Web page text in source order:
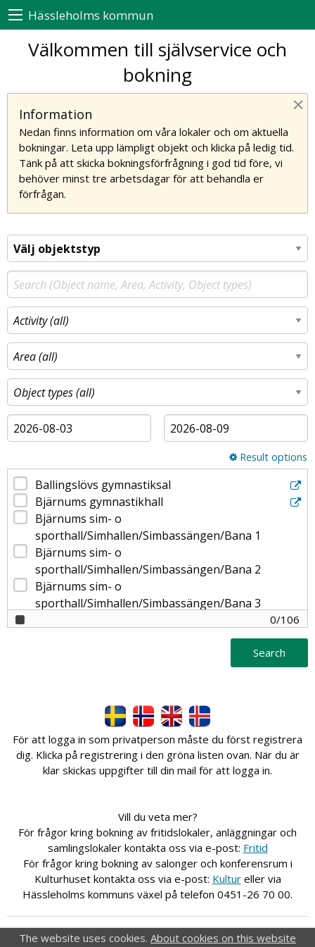
Hässleholms kommun
Välkommen till självservice och
bokning
×
Information
Nedan finns information om våra lokaler och om aktuella
bokningar. Leta upp lämpligt objekt och klicka på ledig tid.
Tänk på att skicka bokningsförfrågning i god tid före, vi
behöver minst tre arbetsdagar för att behandla er
förfrågan.
Result options
Ballingslövs gymnastiksal
Bjärnums gymnastikhall
Bjärnums sim- o
sporthall/Simhallen/Simbassängen/Bana 1
Bjärnums sim- o
sporthall/Simhallen/Simbassängen/Bana 2
Bjärnums sim- o
sporthall/Simhallen/Simbassängen/Bana 3
sporthall/Simhallen/Simbassängen/Bana 4
Göingevallen/Friidrott
Göingevallen/Gräsplanen
Hovdala Vandringscentrum/Birk
Hovdala Vandringscentrum/Birka
Hovdala Vandringscentrum/Ronja
grusytor/Grusparkering allmän
Hässleholmsgården/Gräs- och
grusytor/Gräsparkering norr
Hässleholmsgården/Gräs- och
grusytor/Gräsparkering söder
bakom bangolfen
Hässleholmsgården/Gräs- och grusytor/Gräsyta
0/106
Search
För att logga in som privatperson måste du först registrera
dig. Klicka på registrering i den gröna listen ovan. När du är
klar skickas uppgifter till din mail för att logga in.
Vill du veta mer?
För frågor kring bokning av fritidslokaler, anläggningar och
samlingslokaler kontakta oss via e-post: Fritid
För frågor kring bokning av salonger och konferensrum i
Kulturhuset kontakta oss via e-post: Kultureller via
Hässleholms kommuns växel på telefon 0451-26 70 00.
FRI Webb-Bokning
®
The website uses cookies. About cookies on this website